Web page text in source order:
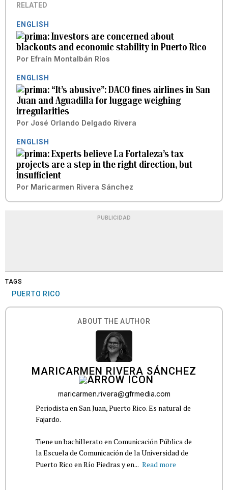
RELATED
ENGLISH
Investors are concerned about
blackouts and economic stability in Puerto Rico
Por Efraín Montalbán Ríos
ENGLISH
“It’s abusive”: DACO fines airlines in San
Juan and Aguadilla for luggage weighing
irregularities
Por José Orlando Delgado Rivera
ENGLISH
Experts believe La Fortaleza’s tax
projects are a step in the right direction, but
insufficient
Por Maricarmen Rivera Sánchez
PUBLICIDAD
TAGS
PUERTO RICO
ABOUT THE AUTHOR
MARICARMEN RIVERA SÁNCHEZ
maricarmen.rivera@gfrmedia.com
Periodista en San Juan, Puerto Rico. Es natural de
Fajardo.
Tiene un bachillerato en Comunicación Pública de
la Escuela de Comunicación de la Universidad de
Puerto Rico en Río Piedras y en... Read more